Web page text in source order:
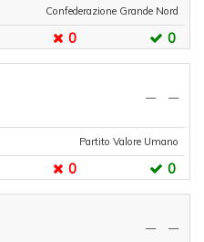
Confederazione Grande Nord
0 0
— —
Partito Valore Umano
0 0
— —